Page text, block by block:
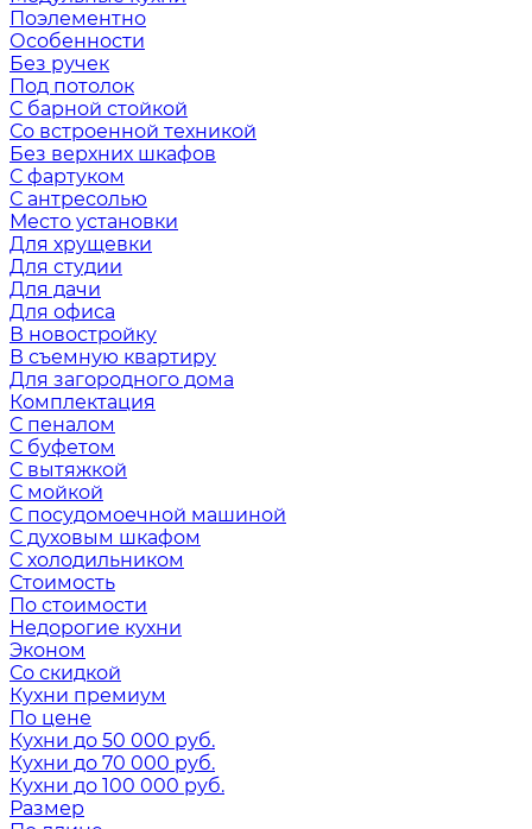
Поэлементно
Особенности
Без ручек
Под потолок
С барной стойкой
Со встроенной техникой
Без верхних шкафов
С фартуком
С антресолью
Место установки
Для хрущевки
Для студии
Для дачи
Для офиса
В новостройку
В съемную квартиру
Для загородного дома
Комплектация
С пеналом
С буфетом
С вытяжкой
С мойкой
С посудомоечной машиной
С духовым шкафом
С холодильником
Стоимость
По стоимости
Недорогие кухни
Эконом
Со скидкой
Кухни премиум
По цене
Кухни до 50 000 руб.
Кухни до 70 000 руб.
Кухни до 100 000 руб.
Размер